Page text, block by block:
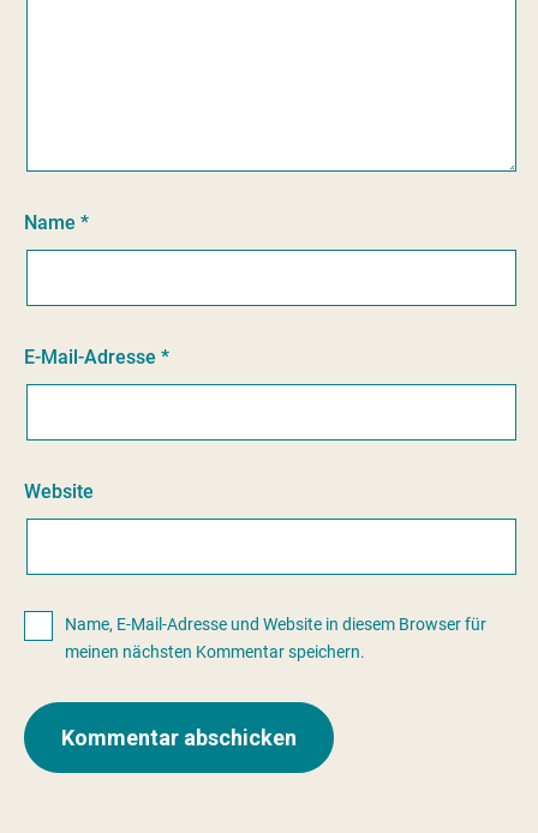
Name *
E-Mail-Adresse *
Website
Name, E-Mail-Adresse und Website in diesem Browser für
meinen nächsten Kommentar speichern.